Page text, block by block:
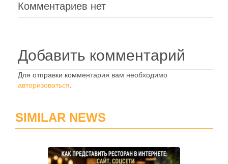
Комментариев нет
Добавить комментарий
Для отправки комментария вам необходимо
авторизоваться
SIMILAR NEWS